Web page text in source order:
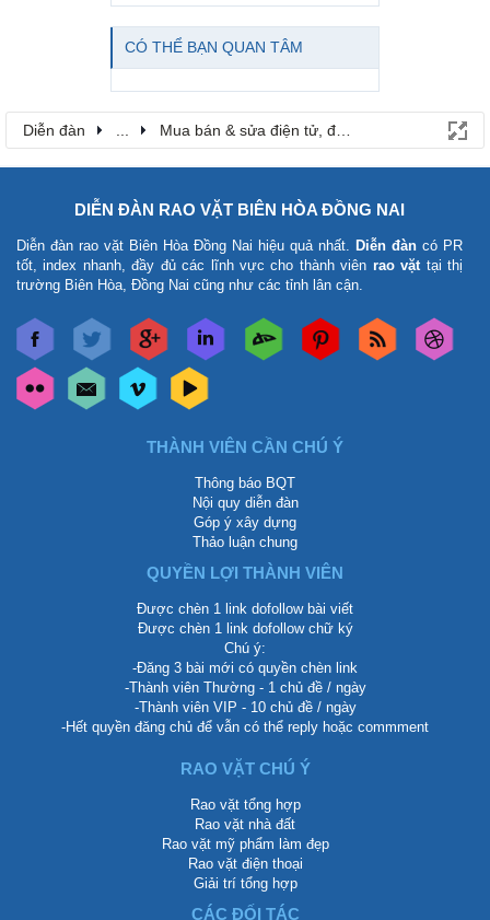
CÓ THỂ BẠN QUAN TÂM
Diễn đàn ... Mua bán & sửa điện tử, điện lạnh
DIỄN ĐÀN RAO VẶT BIÊN HÒA ĐỒNG NAI
Diễn đàn rao vặt Biên Hòa Đồng Nai hiệu quả nhất. Diễn đàn có PR
tốt, index nhanh, đầy đủ các lĩnh vực cho thành viên rao vặttại thị
trường Biên Hòa, Đồng Nai cũng như các tỉnh lân cận.
THÀNH VIÊN CẦN CHÚ Ý
Thông báo BQT
Nội quy diễn đàn
Góp ý xây dựng
Thảo luận chung
QUYỀN LỢI THÀNH VIÊN
Được chèn 1 link dofollow bài viết
Được chèn 1 link dofollow chữ ký
Chú ý:
-Đăng 3 bài mới có quyền chèn link
-Thành viên Thường - 1 chủ đề / ngày
-Thành viên VIP - 10 chủ đề / ngày
-Hết quyền đăng chủ để vẫn có thể reply hoặc commment
RAO VẶT CHÚ Ý
Rao vặt tổng hợp
Rao vặt nhà đất
Rao vặt mỹ phẩm làm đẹp
Rao vặt điện thoại
Giải trí tổng hợp
CÁC ĐỐI TÁC